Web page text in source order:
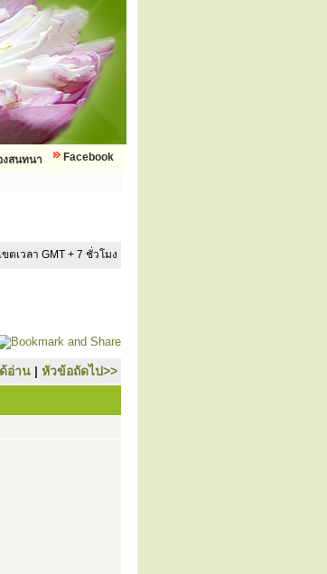
Facebook
งสนทนา
เขตเวลา GMT + 7 ชั่วโมง
อ่าน | หัวข้อถัดไป>>